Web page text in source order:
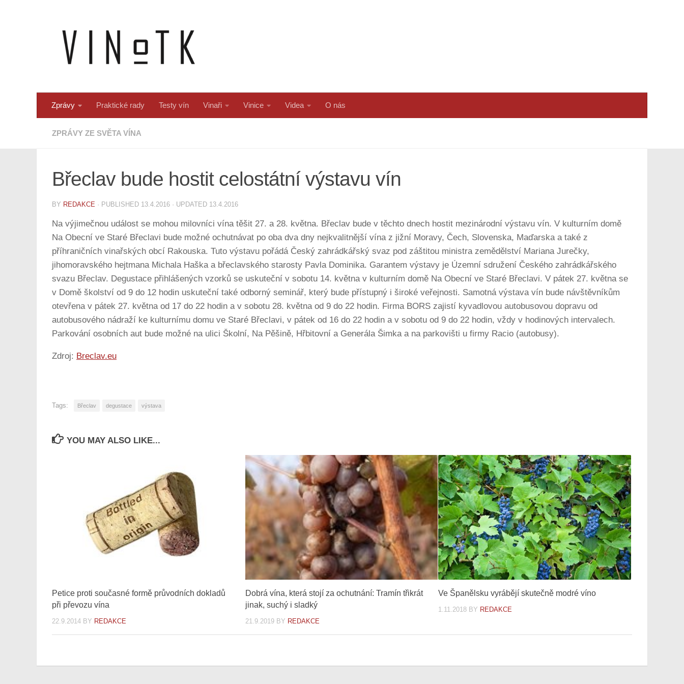
Zprávy Praktické rady Testy vín Vinaři Vinice Videa O nás
ZPRÁVY ZE SVĚTA VÍNA
Břeclav bude hostit celostátní výstavu vín
BY REDAKCE · PUBLISHED 13.4.2016 · UPDATED 13.4.2016
Na výjimečnou událost se mohou milovníci vína těšit 27. a 28. května. Břeclav bude v těchto dnech hostit mezinárodní výstavu vín. V kulturním domě
Na Obecní ve Staré Břeclavi bude možné ochutnávat po oba dva dny nejkvalitnější vína z jižní Moravy, Čech, Slovenska, Maďarska a také z
příhraničních vinařských obcí Rakouska. Tuto výstavu pořádá Český zahrádkářský svaz pod záštitou ministra zemědělství Mariana Jurečky,
jihomoravského hejtmana Michala Haška a břeclavského starosty Pavla Dominika. Garantem výstavy je Územní sdružení Českého zahrádkářského
svazu Břeclav. Degustace přihlášených vzorků se uskuteční v sobotu 14. května v kulturním domě Na Obecní ve Staré Břeclavi. V pátek 27. května se
v Domě školství od 9 do 12 hodin uskuteční také odborný seminář, který bude přístupný i široké veřejnosti. Samotná výstava vín bude návštěvníkům
otevřena v pátek 27. května od 17 do 22 hodin a v sobotu 28. května od 9 do 22 hodin. Firma BORS zajistí kyvadlovou autobusovou dopravu od
autobusového nádraží ke kulturnímu domu ve Staré Břeclavi, v pátek od 16 do 22 hodin a v sobotu od 9 do 22 hodin, vždy v hodinových intervalech.
Parkování osobních aut bude možné na ulici Školní, Na Pěšině, Hřbitovní a Generála Šimka a na parkovišti u firmy Racio (autobusy).
Zdroj: Breclav.eu
Tags: Břeclav degustace výstava
YOU MAY ALSO LIKE...
Petice proti současné formě průvodních dokladů
při převozu vína
22.9.2014 BY REDAKCE
Dobrá vína, která stojí za ochutnání: Tramín třikrát
jinak, suchý i sladký
21.9.2019BY REDAKCE
Ve Španělsku vyrábějí skutečně modré víno
1.11.2018 BY REDAKCE